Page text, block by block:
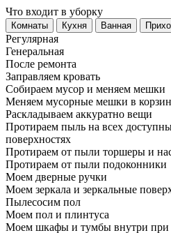
Что входит в уборку
Регу­лярная
Гене­ральная
После ремонта
Заправляем кровать
Собираем мусор и меняем мешки
Меняем мусорные мешки в
Раскладываем аккуратно вещи
Протираем пыль на всех
поверхностях
Протираем от пыли торшеры и
Протираем от пыли подоконники
Моем дверные ручки
Моем зеркала и зеркальные
Пылесосим пол
Моем пол и плинтуса
Моем шкафы и тумбы внутри при